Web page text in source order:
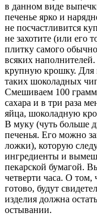
в данном виде
печенье ярко и
не посчастливится
не захотите (или его
плитку самого
всяких
крупную крошку. Для
таких шоколадных
Смешиваем 100 грамм
сахара и в три раза
яйца, шоколадную
В муку (чуть больше
печенья. Его можно
ложки), которую
ингредиенты и
пекарской бумагой.
четверти часа. О том,
готово, будут
изделия должна
остывании.